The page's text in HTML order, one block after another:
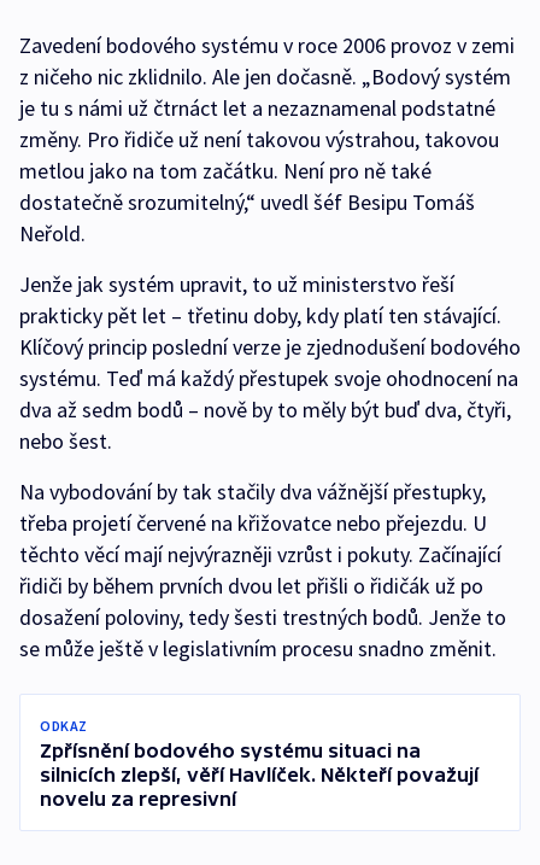
Zavedení bodového systému v roce 2006 provoz v zemi
z ničeho nic zklidnilo. Ale jen dočasně. „Bodový systém
je tu s námi už čtrnáct let a nezaznamenal podstatné
změny. Pro řidiče už není takovou výstrahou, takovou
metlou jako na tom začátku. Není pro ně také
dostatečně srozumitelný,“ uvedl šéf Besipu Tomáš
Neřold.
Jenže jak systém upravit, to už ministerstvo řeší
prakticky pět let – třetinu doby, kdy platí ten stávající.
Klíčový princip poslední verze je zjednodušení bodového
systému. Teď má každý přestupek svoje ohodnocení na
dva až sedm bodů – nově by to měly být buď dva, čtyři,
nebo šest.
Na vybodování by tak stačily dva vážnější přestupky,
třeba projetí červené na křižovatce nebo přejezdu. U
těchto věcí mají nejvýrazněji vzrůst i pokuty. Začínající
řidiči by během prvních dvou let přišli o řidičák už po
dosažení poloviny, tedy šesti trestných bodů. Jenže to
se může ještě v legislativním procesu snadno změnit.
ODKAZ
Zpřísnění bodového systému situaci na
silnicích zlepší, věří Havlíček. Někteří považují
novelu za represivní